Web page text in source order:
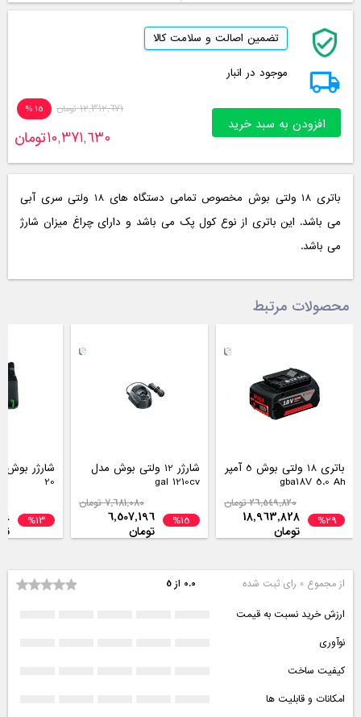
تضمین اصالت و سلامت کالا
موجود در انبار
افزودن به سبد خرید
12,312,671تومان 15 %
10,371,630تومان
باتری 18 ولتی بوش مخصوص تمامی دستگاه های 18 ولتی سری آبی
می باشد. این باتری از نوع کول پک می باشد و دارای چراغ میزان شارژ
می باشد.
محصولات مرتبط
باتری 18 ولتی بوش 5 آمپر
gba18V 5.0 Ah
%29
26,549,820 تومان
18,963,828
تومان
شارژر 12 ولتی بوش مدل
gal 1210cv
%15
7,681,080 تومان
6,507,196
تومان
20
%13
از مجموع 0 رای ثبت شده 0.0 از 5
ارزش خرید نسبت به قیمت
نوآوری
کیفیت ساخت
امکانات و قابلیت ها